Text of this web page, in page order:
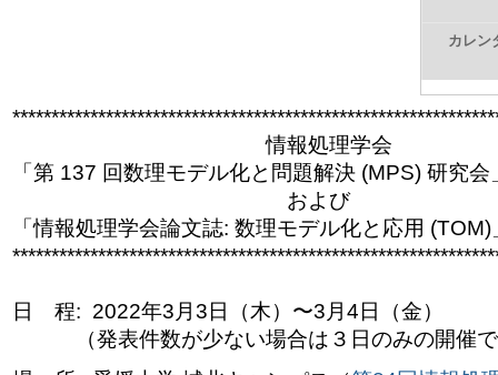
飛
ぶ
カレン
************************************************************
情報処理学会
「第 137 回数理モデル化と問題解決 (MPS) 研究
および
「情報処理学会論文誌: 数理モデル化と応用
************************************************************
日 程: 2022年3月3日（木）〜3月4日（金）
（発表件数が少ない場合は３日のみの開催で